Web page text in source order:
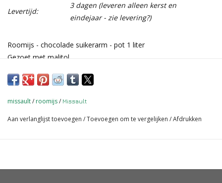
Levertijd:
3 dagen (leveren alleen kerst en
eindejaar - zie levering?)
Roomijs - chocolade suikerarm - pot 1 liter
Gezoet met malitol
Roomijs kan alleen worden afgehaald, met uitzondering
van de eindejaarsfeesten. We leveren dan uitzonderlijk op
23 december en 30 december na 18:00
missault/ roomijs/ Missault
Aan verlanglijst toevoegen /Toevoegen om te vergelijken /Afdrukken